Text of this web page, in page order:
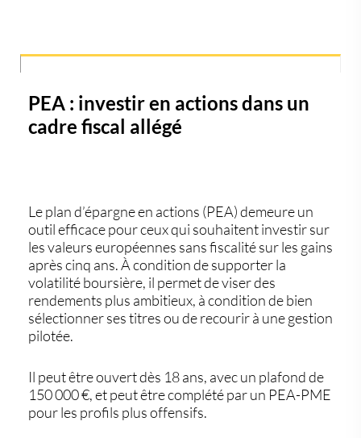
PEA : investir en actions dans un
cadre fiscal allégé
Leplan d’épargne en actions (PEA)demeure un
outil efficace pour ceux qui souhaitent investir sur
lesvaleurs européennes sans fiscalité sur les gains
après cinq ans. À condition de supporter la
volatilité boursière, il permet de viser des
rendements plus ambitieux, à condition de bien
sélectionner ses titres ou de recourir à une gestion
pilotée.
Il peut être ouvert dès 18 ans, avec un plafond de
150 000 €, et peut être complété par un PEA-PME
pour les profils plus offensifs.